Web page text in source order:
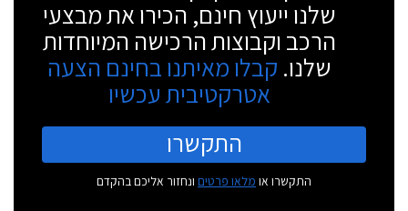
שלנו ייעוץ חינם, הכירו את מבצעי
הרכב וקבוצות הרכישה המיוחדות
שלנו. קבלו מאיתנו בחינם הצעה
אטרקטיבית עכשיו
התקשרו
התקשרו או מלאו פרטים ונחזור אליכם בהקדם